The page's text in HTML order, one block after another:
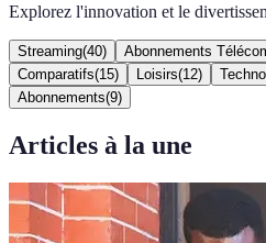
Explorez l'innovation et le
Streaming(40) Abonnements
Comparatifs(15) Loisirs(12)
Abonnements(9)
Articles à la une